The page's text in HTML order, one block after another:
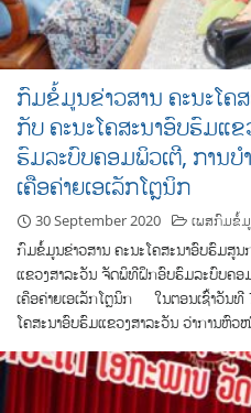
ກົມຂໍ້ມູນຂ່າວສານ ຄະນະໂຄ
ກັບ ຄະນະໂຄສະນາອົບຮົມແ
ຮົມລະບົບຄອມພິວເຕີ, ການບ
ເຄືອຄ່າຍເອເລັກໂຕຼນິກ
30 September 2020 ເພສກົມຂໍ້
ກົມຂໍ້ມູນຂ່າວສານ ຄະນະໂຄສະນາອົບຮົມສູ
ແຂວງສາລະວັນ ຈັດພິທີຝຶກອົບຮົມລະບົບຄອ
ເຄືອຄ່າຍເອເລັກໂຕຼນິກ ໃນຕອນເຊົ້າວັນທີ
ໂຄສະນາອົບຮົມແຂວງສາລະວັນ ວ່າການຫົ